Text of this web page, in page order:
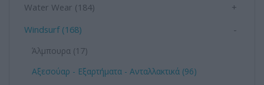
Water Wear (184)
+
Windsurf (168)
-
Άλμπουρα (17)
Αξεσούαρ - Εξαρτήματα - Ανταλλακτικά (96)